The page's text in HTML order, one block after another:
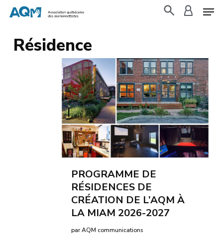
Skip
content
Résidence
PROGRAMME DE
RÉSIDENCES DE
CRÉATION DE L’AQM À
LA MIAM 2026-2027
par AQM communications